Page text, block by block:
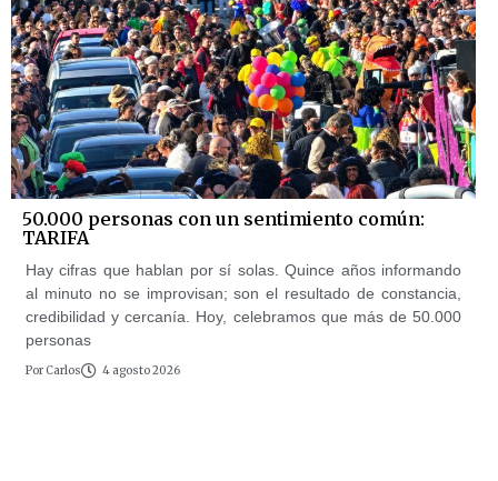
50.000 personas con un sentimiento común:
TARIFA
Hay cifras que hablan por sí solas. Quince años informando
al minuto no se improvisan; son el resultado de constancia,
credibilidad y cercanía. Hoy, celebramos que más de 50.000
personas
Por Carlos 4 agosto 2026